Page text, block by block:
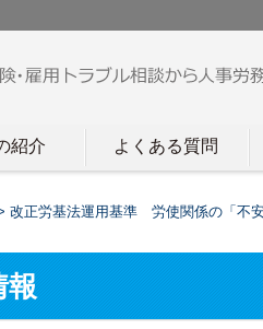
紹介 よくある質問
改正労基法運用基準 労使関係の「不
報